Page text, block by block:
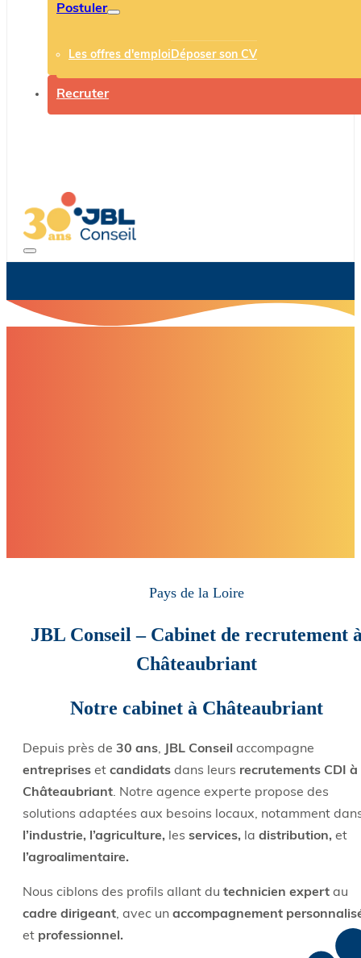
Postuler
Les offres d'emploiDéposer son CV
Recruter
Pays de la Loire
JBL Conseil – Cabinet de recrutement
Châteaubriant
Notre cabinet à Châteaubriant
Depuis près de 30 ans, JBL Conseil accompagne
entreprises et candidats dans leurs recrutements CDI à
Châteaubriant. Notre agence experte propose des
solutions adaptées aux besoins locaux, notamment
l’industrie, l’agriculture, les services, la distribution, et
l’agroalimentaire.
Nous ciblons des profils allant du technicien expert au
cadre dirigeant, avec un accompagnement
et professionnel.